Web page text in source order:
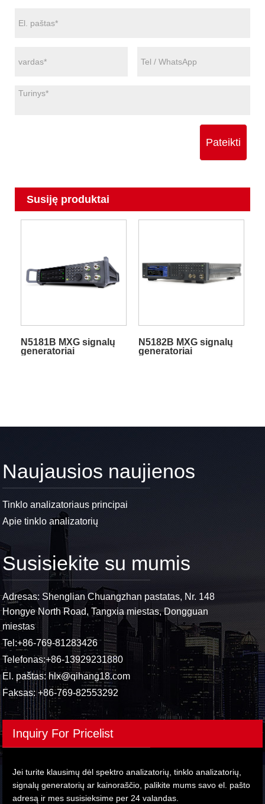
Pateikti
Susiję produktai
N5181B MXG signalų
generatoriai
N5182B MXG signalų
generatoriai
Naujausios naujienos
Tinklo analizatoriaus principai
Apie tinklo analizatorių
Susisiekite su mumis
Adresas: Shenglian Chuangzhan pastatas, Nr. 148
Hongye North Road, Tangxia miestas, Dongguan
miestas
Tel:+86-769-81283426
Telefonas:+86-13929231880
El. paštas:hlx@qihang18.com
Faksas: +86-769-82553292
Inquiry For Pricelist
Jei turite klausimų dėl spektro analizatorių, tinklo analizatorių,
signalų generatorių ar kainoraščio, palikite mums savo el. pašto
adresą ir mes susisieksime per 24 valandas.